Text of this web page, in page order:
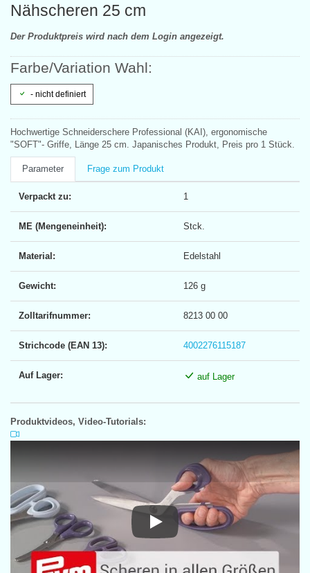
Nähscheren 25 cm
Der Produktpreis wird nach dem Login angezeigt.
Farbe/Variation Wahl:
- nicht definiert
Hochwertige Schneiderschere Professional (KAI), ergonomische
"SOFT"- Griffe, Länge 25 cm. Japanisches Produkt, Preis pro 1 Stück.
Parameter Frage zum Produkt
Verpackt zu: 1
ME (Mengeneinheit): Stck.
Material: Edelstahl
Gewicht: 126 g
Zolltarifnummer: 8213 00 00
Strichcode (EAN 13): 4002276115187
Auf Lager: auf Lager
Produktvideos, Video-Tutorials:
Play